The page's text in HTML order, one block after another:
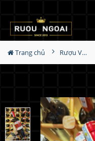
Trang chủ Rượu Vang